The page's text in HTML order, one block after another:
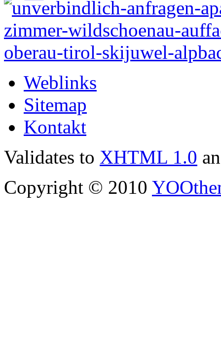
Weblinks
Sitemap
Kontakt
Validates to XHTML 1.0
Copyright © 2010